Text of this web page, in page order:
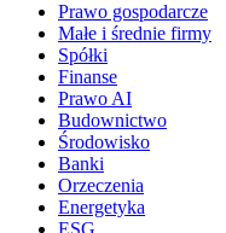
Prawo gospodarcze
Małe i średnie firmy
Spółki
Finanse
Prawo AI
Budownictwo
Środowisko
Banki
Orzeczenia
Energetyka